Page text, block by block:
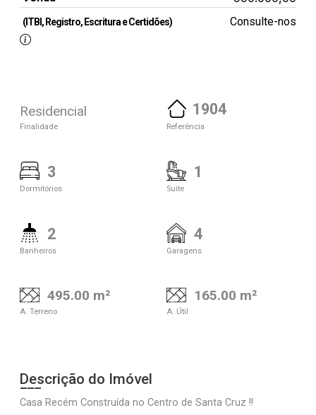
(ITBI, Registro, Escritura e Certidões) Consulte-nos
Residencial
Finalidade
1904
Referência
3
Dormitórios
1
Suite
2
Banheiros
4
Garagens
495.00 m²
A. Terreno
165.00 m²
A. Útil
Descrição do Imóvel
Casa Recém Construída no Centro de Santa Cruz !!